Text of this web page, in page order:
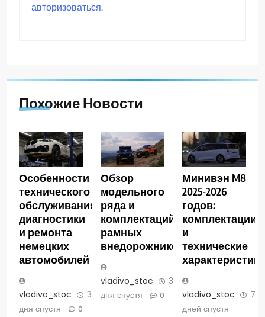
авторизоваться.
Похожие Новости
Особенности
технического
обслуживания,
диагностики
и ремонта
немецких
автомобилей
vladivo_stoc
3
дня спустя
0
Обзор
модельного
ряда и
комплектаций
рамных
внедорожников
vladivo_stoc
3
дня спустя
0
Минивэн M8
2025-2026
годов:
комплектации
и
технические
характеристики
vladivo_stoc
7
дней спустя